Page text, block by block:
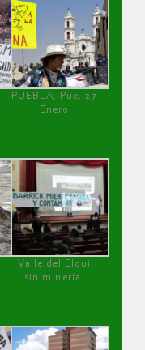
PUEBLA, Pue, 27
Enero
Valle del Elqui
sin minería.